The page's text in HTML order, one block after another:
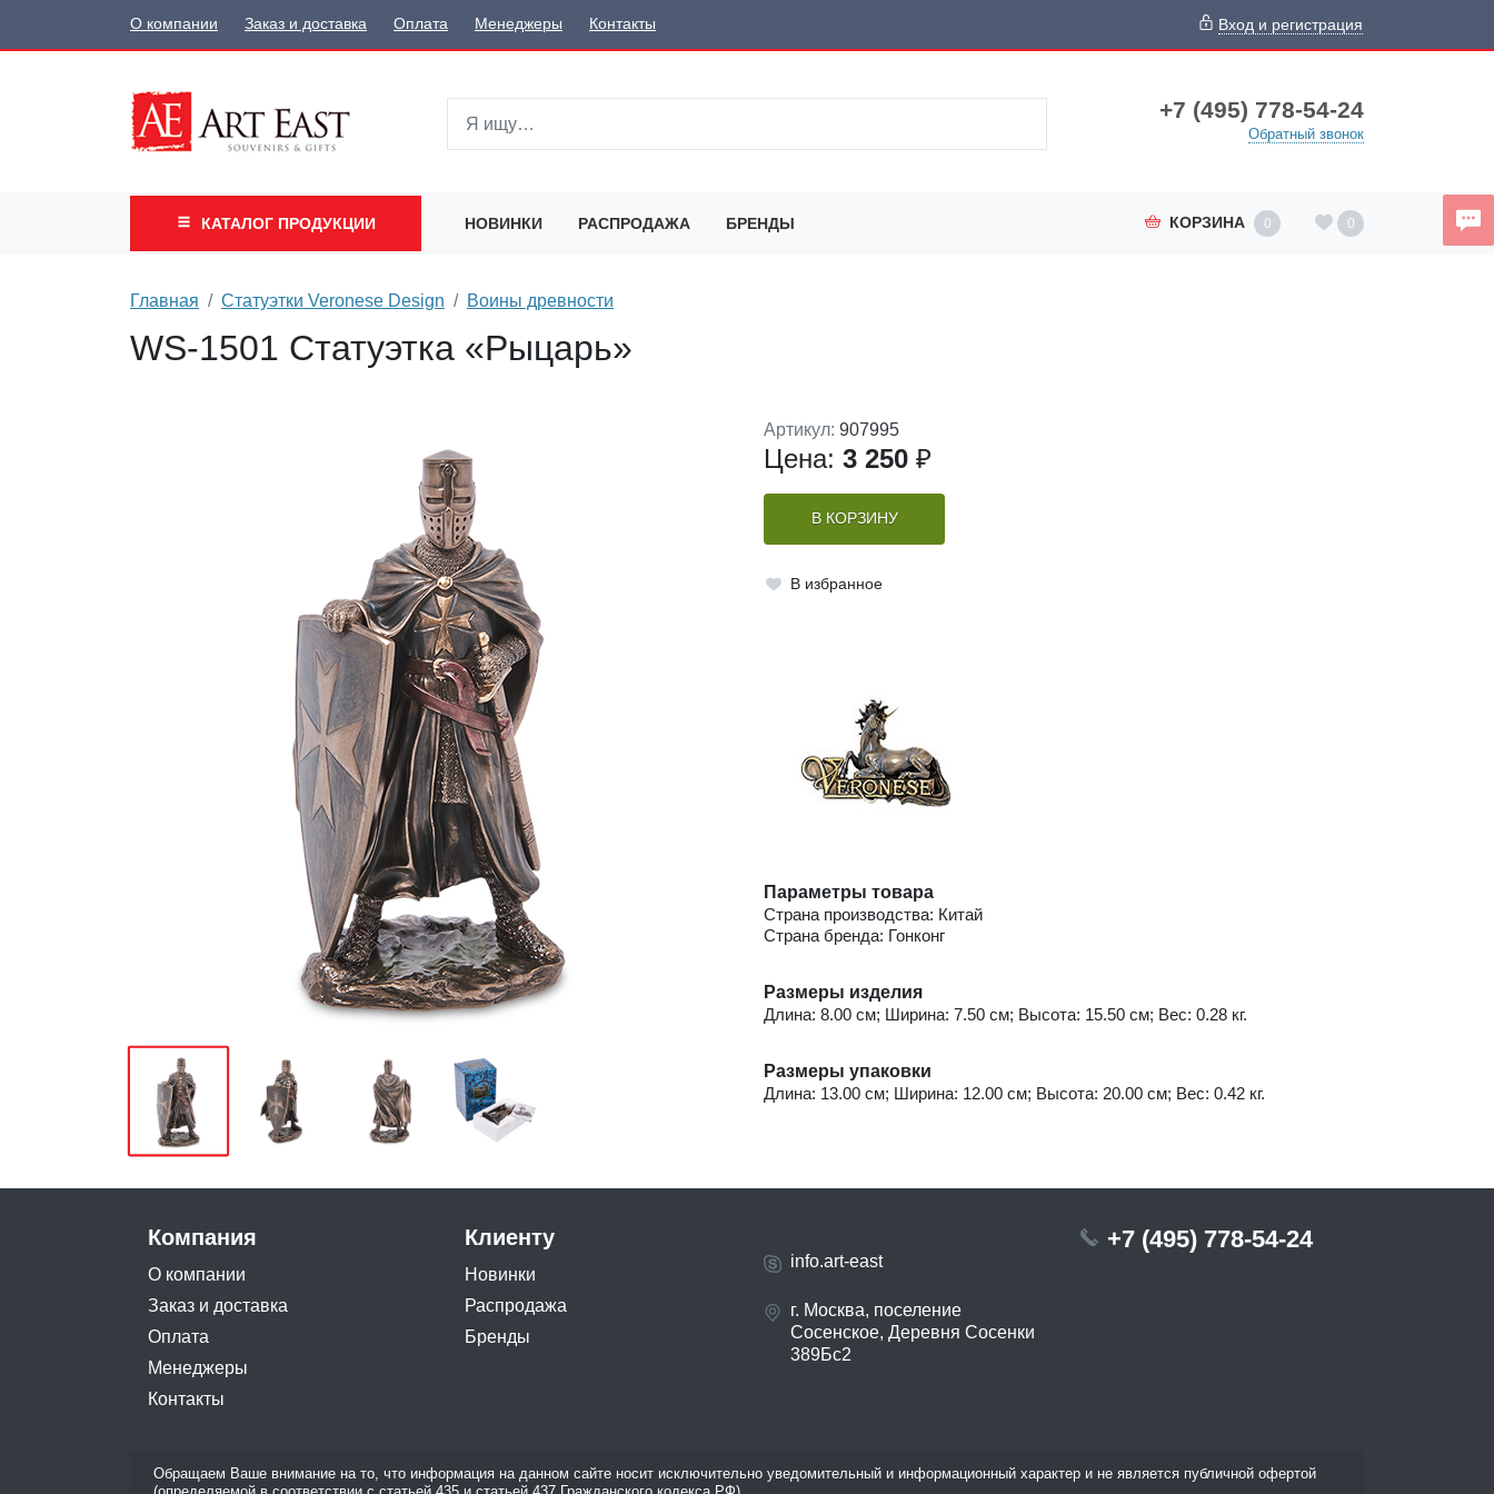
О компании Заказ и доставка Оплата Менеджеры Контакты Вход и регистрация
+7 (495) 778-54-24
Обратный звонок
КАТАЛОГ ПРОДУКЦИИ НОВИНКИ РАСПРОДАЖА БРЕНДЫ КОРЗИНА 0 0
Главная Статуэтки Veronese Design Воины древности
WS-1501 Статуэтка «Рыцарь»
Артикул: 907995
Цена: 3 250 ₽
В КОРЗИНУ
В избранное
Параметры товара
Страна производства: Китай
Страна бренда: Гонконг
Размеры изделия
Длина: 8.00 см; Ширина: 7.50 см; Высота: 15.50 см; Вес: 0.28 кг.
Размеры упаковки
Длина: 13.00 см; Ширина: 12.00 см; Высота: 20.00 см; Вес: 0.42 кг.
Компания
О компании
Заказ и доставка
Оплата
Менеджеры
Контакты
Клиенту
Новинки
Распродажа
Бренды
info.art-east
г. Москва, поселение
Сосенское, Деревня Сосенки
389Бс2
+7 (495) 778-54-24
Обращаем Ваше внимание на то, что информация на данном сайте носит исключительно уведомительный и информационный характер и не является публичной офертой